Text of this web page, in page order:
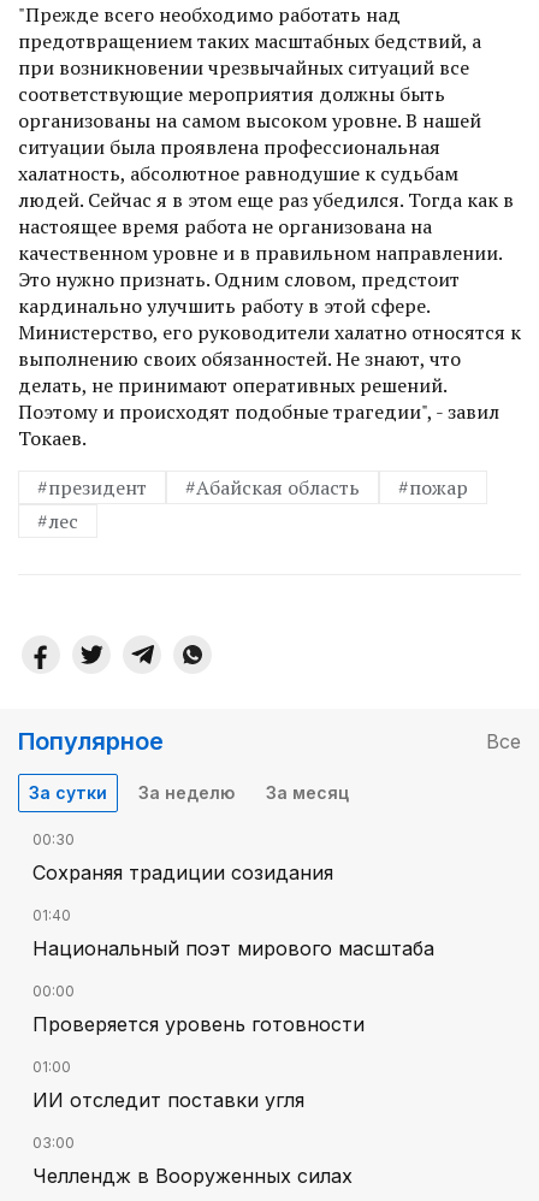
"Прежде всего необходимо работать над
предотвращением таких масштабных бедствий, а
при возникновении чрезвычайных ситуаций все
соответствующие мероприятия должны быть
организованы на самом высоком уровне. В нашей
ситуации была проявлена профессиональная
халатность, абсолютное равнодушие к судьбам
людей. Сейчас я в этом еще раз убедился. Тогда как в
настоящее время работа не организована на
качественном уровне и в правильном направлении.
Это нужно признать. Одним словом, предстоит
кардинально улучшить работу в этой сфере.
Министерство, его руководители халатно относятся к
выполнению своих обязанностей. Не знают, что
делать, не принимают оперативных решений.
Поэтому и происходят подобные трагедии", - завил
Токаев.
#президент
#Абайская область
#пожар
#лес
Популярное Все
За сутки За неделю За месяц
00:30
Сохраняя традиции созидания
01:40
Национальный поэт мирового масштаба
00:00
Проверяется уровень готовности
01:00
ИИ отследит поставки угля
03:00
Челлендж в Вооруженных силах